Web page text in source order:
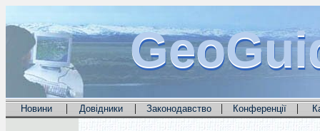
Новини | Довідники | Законодавство | Конференції |